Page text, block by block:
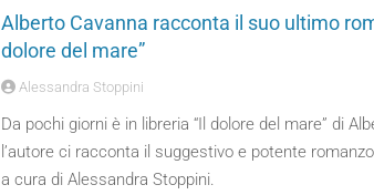
Alberto Cavanna racconta il suo ultimo
dolore del mare”
Alessandra Stoppini
Da pochi giorni è in libreria “Il dolore del mare” di
l’autore ci racconta il suggestivo e potente
a cura di Alessandra Stoppini.